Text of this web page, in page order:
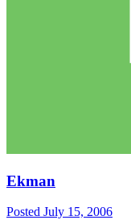
Ekman
Posted July 15, 2006